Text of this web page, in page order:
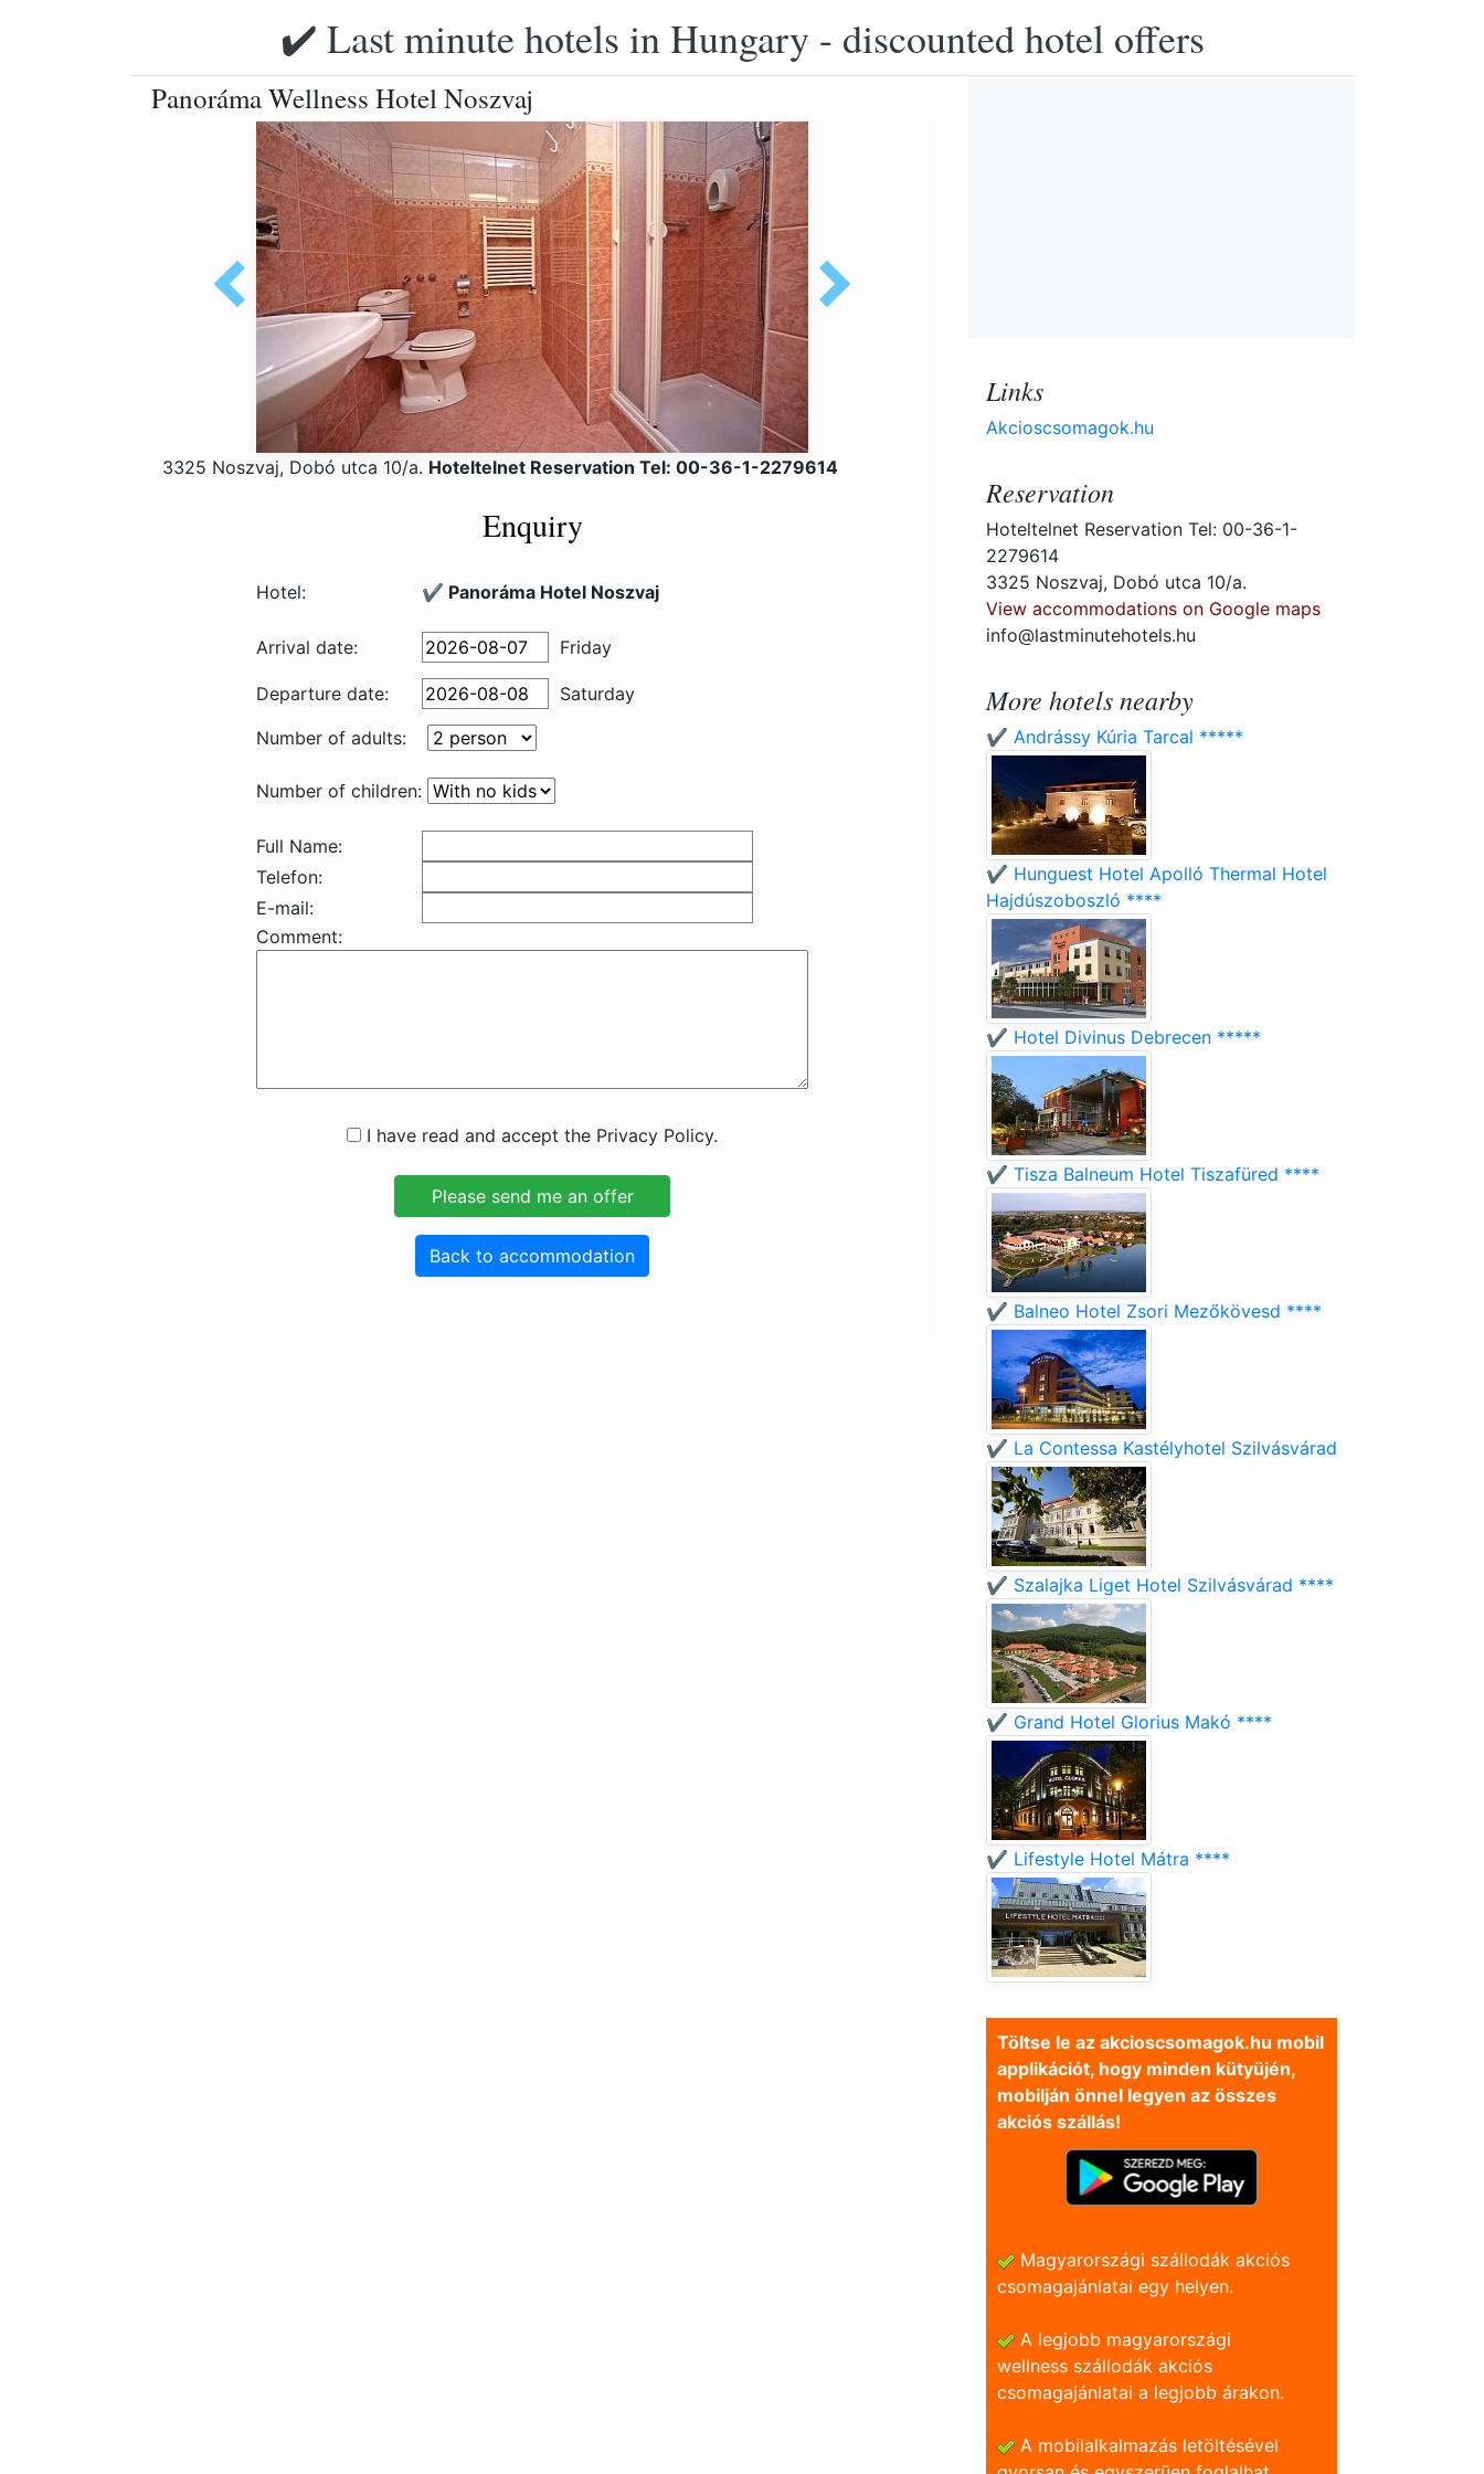
✔️ Last minute hotels in Hungary - discounted hotel offers
Panoráma Wellness Hotel Noszvaj
3325 Noszvaj, Dobó utca 10/a. Hoteltelnet Reservation Tel: 00-36-1-2279614
Enquiry
Hotel: ✔️ Panoráma Hotel Noszvaj
Arrival date: Friday
Departure date:
Saturday
Number of adults:
Number of children:
Full Name:
Telefon:
E-mail:
Comment:
I have read and accept the Privacy Policy.
Back to accommodation
Links
Akcioscsomagok.hu
Reservation
Hoteltelnet Reservation Tel: 00-36-1-
2279614
3325 Noszvaj, Dobó utca 10/a.
View accommodations on Google maps
info@lastminutehotels.hu
More hotels nearby
✔️ Andrássy Kúria Tarcal *****
✔️ Hunguest Hotel Apolló Thermal Hotel
Hajdúszoboszló ****
✔️ Hotel Divinus Debrecen *****
✔️ Tisza Balneum Hotel Tiszafüred ****
✔️ Balneo Hotel Zsori Mezőkövesd ****
✔️ La Contessa Kastélyhotel Szilvásvárad
✔️ Szalajka Liget Hotel Szilvásvárad ****
✔️ Grand Hotel Glorius Makó ****
✔️ Lifestyle Hotel Mátra ****
Töltse le az akcioscsomagok.hu mobil
applikációt, hogy minden kütyüjén,
mobilján önnel legyen az összes
akciós szállás!
Magyarországi szállodák akciós
csomagajánlatai egy helyen.
A legjobb magyarországi
wellness szállodák akciós
csomagajánlatai a legjobb árakon.
A mobilalkalmazás letöltésével